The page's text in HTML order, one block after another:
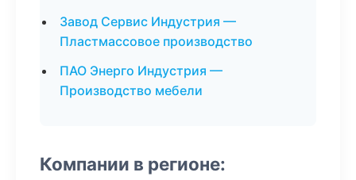
Завод Сервис Индустрия —
Пластмассовое производство
ПАО Энерго Индустрия —
Производство мебели
Компании в регионе: